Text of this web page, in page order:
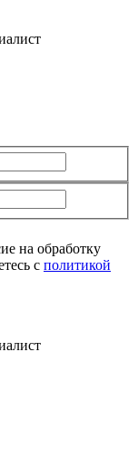
на обработку
с политикой